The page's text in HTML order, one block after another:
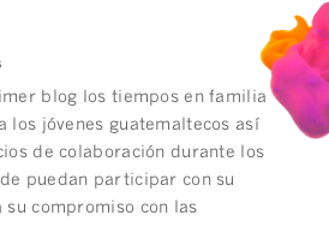
blog los tiempos en familia
los jóvenes guatemaltecos así
de colaboración durante los
puedan participar con su
su compromiso con las